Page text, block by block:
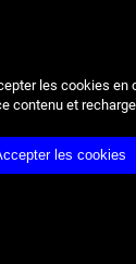
les cookies en
contenu et
les cookies